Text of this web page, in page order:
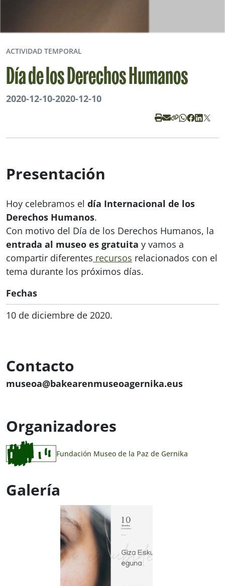
ACTIVIDAD TEMPORAL
Día de los Derechos Humanos
2020-12-10-2020-12-10
Presentación
Hoy celebramos el día Internacional de los
Derechos Humanos.
Con motivo del Día de los Derechos Humanos, la
entrada al museo es gratuita y vamos a
compartir diferentes recursos relacionados con el
tema durante los próximos días.
Fechas
10 de diciembre de 2020.
Contacto
museoa@bakearenmuseoagernika.eus
Organizadores
Fundación Museo de la Paz de Gernika
Galería